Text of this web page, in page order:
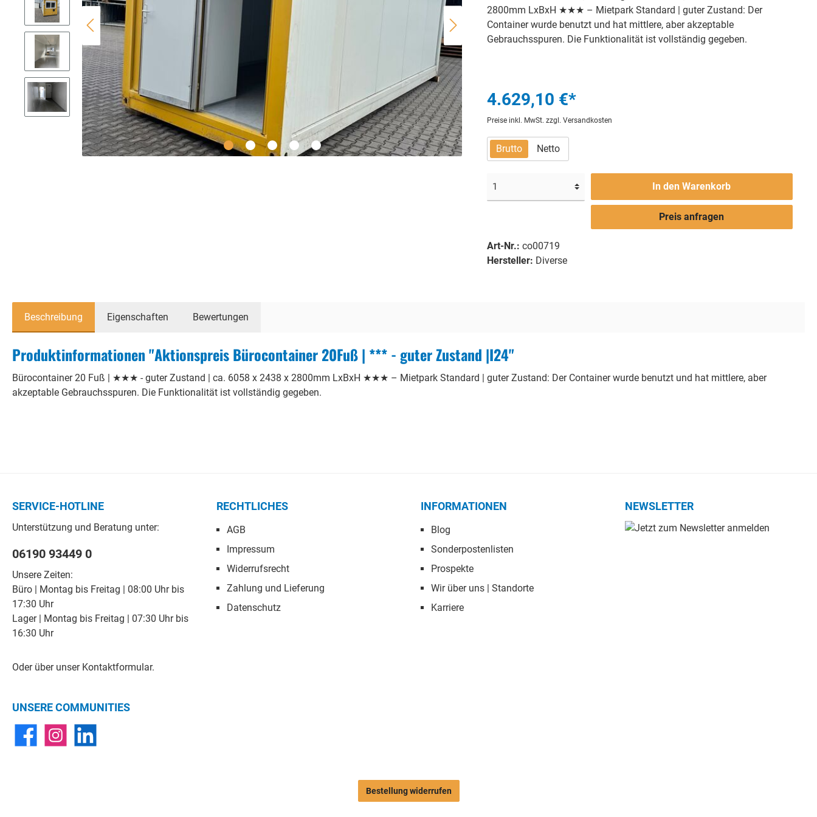
Holzträger
Schaltafeln
2800mm LxBxH ★★★ – Mietpark Standard | guter Zustand: Der
Container wurde benutzt und hat mittlere, aber akzeptable
Gebrauchsspuren. Die Funktionalität ist vollständig gegeben.
4.629,10 €*
Preise inkl. MwSt. zzgl. Versandkosten
Brutto Netto
In den Warenkorb
Preis anfragen
Art-Nr.: co00719
Hersteller: Diverse
Beschreibung Eigenschaften Bewertungen
Produktinformationen "Aktionspreis Bürocontainer 20Fuß | *** - guter Zustand |I24"
Bürocontainer 20 Fuß | ★★★ - guter Zustand | ca. 6058 x 2438 x 2800mm LxBxH ★★★ – Mietpark Standard | guter Zustand: Der Container wurde benutzt und hat mittlere, aber
akzeptable Gebrauchsspuren. Die Funktionalität ist vollständig gegeben.
SERVICE-HOTLINE
Unterstützung und Beratung unter:
06190 93449 0
Unsere Zeiten:
Büro | Montag bis Freitag | 08:00 Uhr bis
17:30 Uhr
Lager | Montag bis Freitag | 07:30 Uhr bis
16:30 Uhr
Oder über unser Kontaktformular.
RECHTLICHES
AGB
Impressum
Widerrufsrecht
Zahlung und Lieferung
Datenschutz
INFORMATIONEN
Blog
Sonderpostenlisten
Prospekte
Wir über uns | Standorte
Karriere
NEWSLETTER
UNSERE COMMUNITIES
Bestellung widerrufen